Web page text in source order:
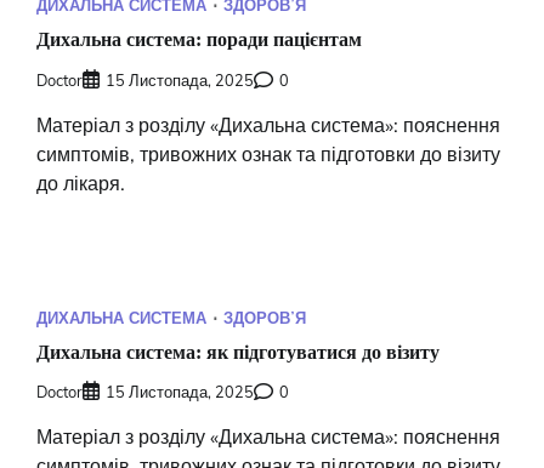
ДИХАЛЬНА СИСТЕМА ЗДОРОВʼЯ
Дихальна система: поради пацієнтам
Doctor 15 Листопада, 2025 0
Матеріал з розділу «Дихальна система»: пояснення
симптомів, тривожних ознак та підготовки до візиту
до лікаря.
ДИХАЛЬНА СИСТЕМА ЗДОРОВʼЯ
Дихальна система: як підготуватися до візиту
Doctor 15 Листопада, 2025 0
Матеріал з розділу «Дихальна система»: пояснення